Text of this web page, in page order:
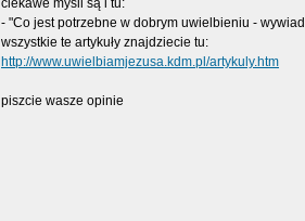
ciekawe myśli są i tu:
- "Co jest potrzebne w dobrym uwielbieniu -
wszystkie te artykuły znajdziecie tu:
http://www.uwielbiamjezusa.kdm.pl/artykuly.htm
piszcie wasze opinie